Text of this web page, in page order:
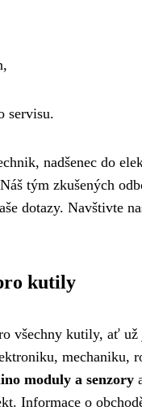
servisu.
nadšenec do
tým zkušených
dotazy. Navštivte
kutily
všechny kutily, ať
mechaniku,
moduly a senzory
Informace o